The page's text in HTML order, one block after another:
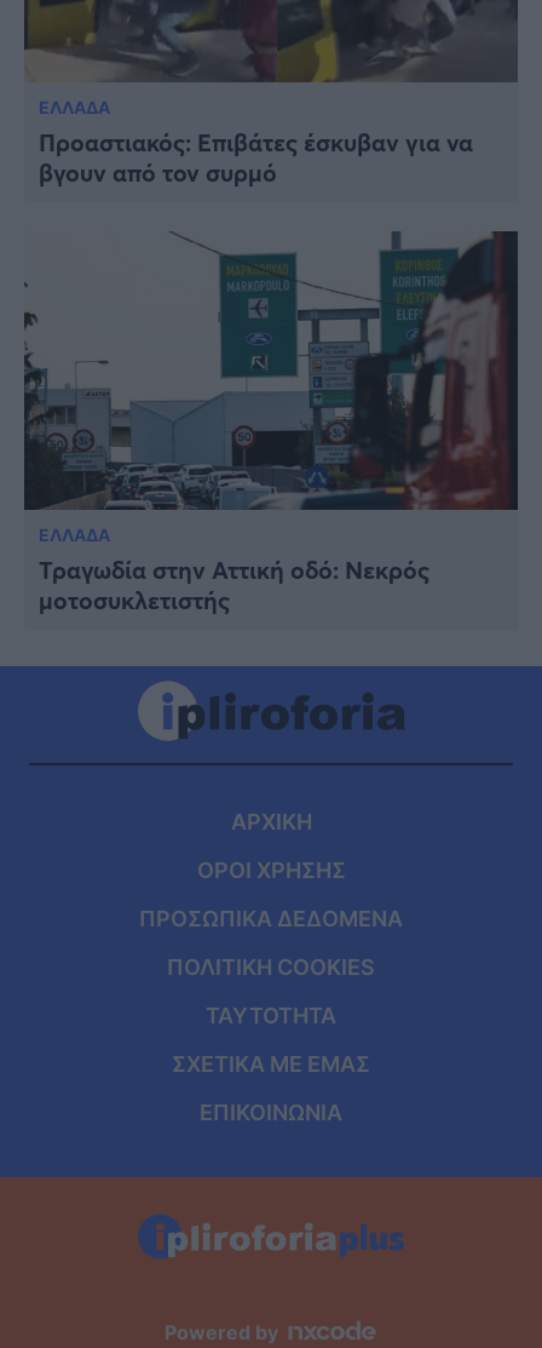
ΕΛΛΑΔΑ
Προαστιακός: Επιβάτες έσκυβαν για να
βγουν από τον συρμό
ΕΛΛΑΔΑ
Τραγωδία στην Αττική οδό: Νεκρός
μοτοσυκλετιστής
ΑΡΧΙΚΗ
ΟΡΟΙ ΧΡΗΣΗΣ
ΠΡΟΣΩΠΙΚΑ ΔΕΔΟΜΕΝΑ
ΠΟΛΙΤΙΚΗ COOKIES
ΤΑΥΤΟΤΗΤΑ
ΣΧΕΤΙΚΑ ΜΕ ΕΜΑΣ
ΕΠΙΚΟΙΝΩΝΙΑ
Powered by